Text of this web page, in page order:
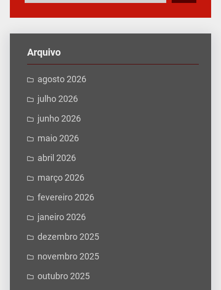
s
q
s
r
Arquivo
agosto 2026
julho 2026
junho 2026
maio 2026
abril 2026
março 2026
fevereiro 2026
janeiro 2026
dezembro 2025
novembro 2025
outubro 2025